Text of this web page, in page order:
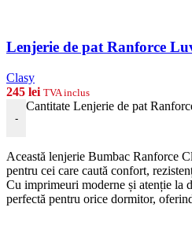
Lenjerie de pat Ranforce
Clasy
245 lei TVA inclus
-
Cantitate Lenjerie de pat
Această lenjerie Bumbac Ranforce
pentru cei care caută confort,
Cu imprimeuri moderne și atenție la
perfectă pentru orice dormitor,